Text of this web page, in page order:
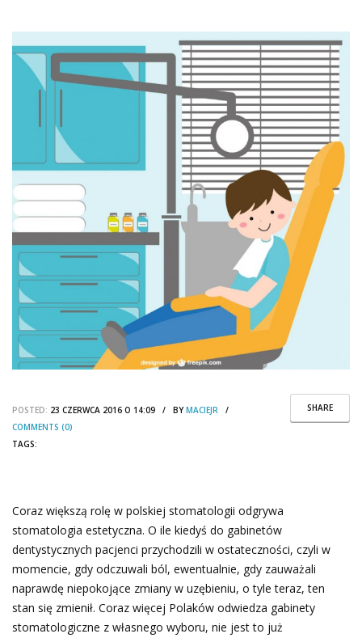
SHARE
POSTED: 23 CZERWCA 2016 O 14:09 / BYMACIEJR /
COMMENTS (0)
TAGS:
Coraz większą rolę w polskiej stomatologii odgrywa
stomatologia estetyczna. O ile kiedyś do gabinetów
dentystycznych pacjenci przychodzili w ostateczności, czyli w
momencie, gdy odczuwali ból, ewentualnie, gdy zauważali
naprawdę niepokojące zmiany w uzębieniu, o tyle teraz, ten
stan się zmienił. Coraz więcej Polaków odwiedza gabinety
stomatologiczne z własnego wyboru, nie jest to już